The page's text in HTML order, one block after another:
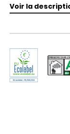
Voir la